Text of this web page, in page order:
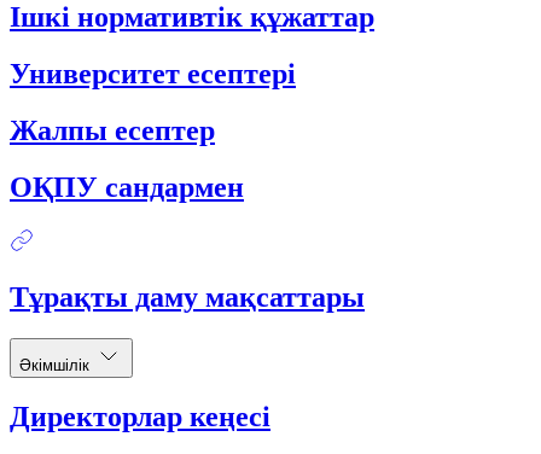
Ішкі нормативтік құжаттар
Университет есептері
Жалпы есептер
ОҚПУ сандармен
Тұрақты даму мақсаттары
Әкімшілік
Директорлар кеңесі